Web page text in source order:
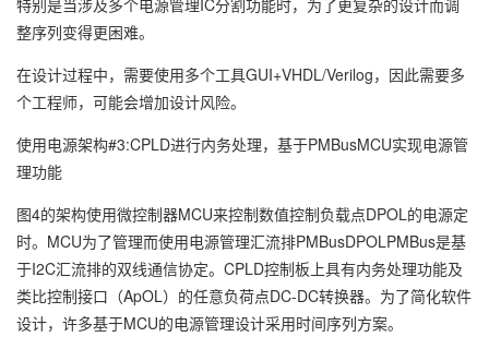
特别是当涉及多个电源管理IC分割功能时，为了更复杂的设计而调
整序列变得更困难。
在设计过程中，需要使用多个工具GUI+VHDL/Verilog，因此需要多
个工程师，可能会增加设计风险。
使用电源架构#3:CPLD进行内务处理，基于PMBusMCU实现电源管
理功能
图4的架构使用微控制器MCU来控制数值控制负载点DPOL的电源定
时。MCU为了管理而使用电源管理汇流排PMBusDPOLPMBus是基
于I2C汇流排的双线通信协定。CPLD控制板上具有内务处理功能及
类比控制接口（ApOL）的任意负荷点DC-DC转换器。为了简化软件
设计，许多基于MCU的电源管理设计采用时间序列方案。